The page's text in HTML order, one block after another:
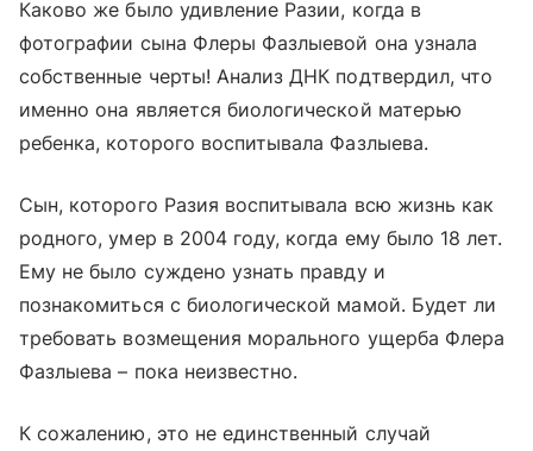
Каково же было удивление Разии, когда в
фотографии сына Флеры Фазлыевой она узнала
собственные черты! Анализ ДНК подтвердил, что
именно она является биологической матерью
ребенка, которого воспитывала Фазлыева.
Сын, которого Разия воспитывала всю жизнь как
родного, умер в 2004 году, когда ему было 18 лет.
Ему не было суждено узнать правду и
познакомиться с биологической мамой. Будет ли
требовать возмещения морального ущерба Флера
Фазлыева – пока неизвестно.
К сожалению, это не единственный случай